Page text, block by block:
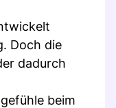
Doch die
dadurch
beim